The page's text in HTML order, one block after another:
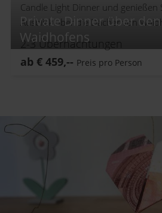
Private Dinner über den
Waidhofens
Candle Light Dinner und genießen
Ausblick über die Dächer von
2-3Übernachtungen
ab € 459,-- Preis pro Person